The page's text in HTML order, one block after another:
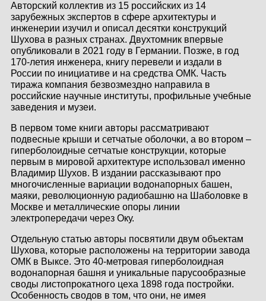
КЛИЕНТА
Авторский коллектив из 15 российских из 14
зарубежных экспертов в сфере архитектуры и
инженерии изучил и описал десятки конструкций
Шухова в разных странах. Двухтомник впервые
опубликовали в 2021 году в Германии. Позже, в год
170-летия инженера, книгу перевели и издали в
России по инициативе и на средства ОМК. Часть
тиража компания безвозмездно направила в
российские научные институты, профильные учебные
заведения и музеи.
В первом томе книги авторы рассматривают
подвесные крыши и сетчатые оболочки, а во втором –
гиперболоидные сетчатые конструкции, которые
первым в мировой архитектуре использовал именно
Владимир Шухов. В издании рассказывают про
многочисленные вариации водонапорных башен,
маяки, революционную радиобашню на Шаболовке в
Москве и металлические опоры линии
электропередачи через Оку.
Отдельную статью авторы посвятили двум объектам
Шухова, которые расположены на территории завода
ОМК в Выксе. Это 40-метровая гиперболоидная
водонапорная башня и уникальные парусообразные
своды листопрокатного цеха 1898 года постройки.
Особенность сводов в том, что они, не имея